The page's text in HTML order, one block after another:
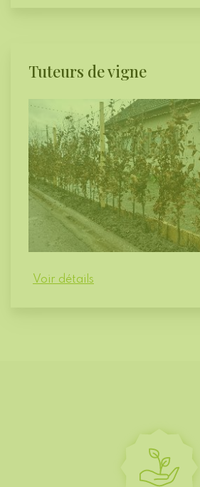
Tuteurs de vigne
Voir détails